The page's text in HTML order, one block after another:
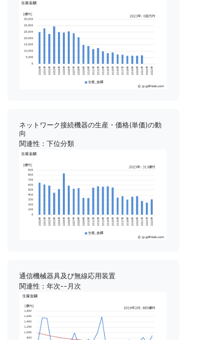
ネットワーク接続機器の生産・価格(単価)の動
向
関連性：下位分類
通信機械器具及び無線応用装置
関連性：年次--月次